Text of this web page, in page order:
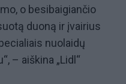
o besibaigiančio
duoną ir įvairius
nuolaidų
– aiškina „Lidl“